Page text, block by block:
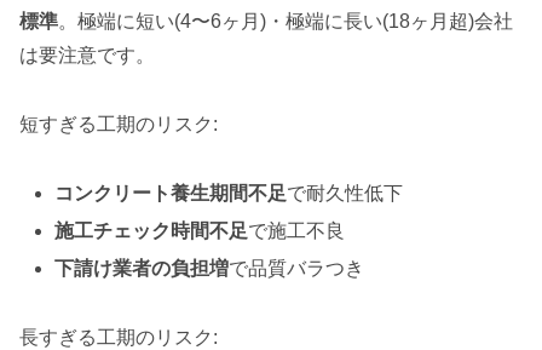
標準。極端に短い(4〜6ヶ月)・極端に長い(18ヶ月超)会社
は要注意です。
短すぎる工期のリスク:
コンクリート養生期間不足で耐久性低下
施工チェック時間不足で施工不良
下請け業者の負担増で品質バラつき
長すぎる工期のリスク: